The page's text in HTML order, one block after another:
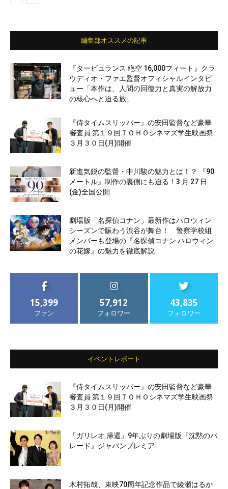
編集部オススメの記事
『タービュランス 絶空 16,000フィート』クラ
ウディオ・ファエ監督オフィシャルインタビ
ュー「本作は、人間の回復力と真実の解放力
の核心へと迫る旅」
『侍タイムスリッパー』の安田監督など豪華
審査員 第１９回ＴＯＨＯシネマズ学生映画祭
３月３０日(月)開催
新進気鋭の監督・中川駿の魅力とは！？ 『90
メートル』制作の裏側にも迫る！3 月 27 日
(金)全国公開
劇場版「名探偵コナン」最新作はハロウィン
シーズンで賑わう渋谷が舞台！ 警察学校組
メンバーも登場の『名探偵コナン ハロウィン
の花嫁』の魅力を徹底解説
15,399
ファン
57,912
フォロワー
43,835
フォロワー
イベントレポート
『侍タイムスリッパー』の安田監督など豪華
審査員 第１９回ＴＯＨＯシネマズ学生映画祭
３月３０日(月)開催
「ガリレオ 帰還」9年ぶりの劇場版『沈黙のパ
レード』ジャパンプレミア
木村拓哉、東映70周年記念作品で綾瀬はるか